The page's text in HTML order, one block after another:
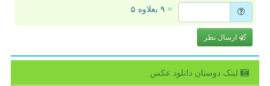
= ۹ بعلاوه ۵
ارسال نظر
لینک دوستان دانلود عكس